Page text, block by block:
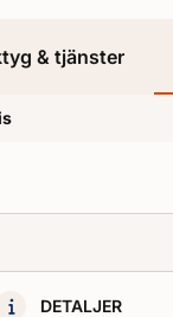
& tjänster
DETALJER